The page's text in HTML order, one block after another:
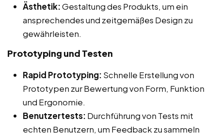
Ästhetik:Gestaltung des Produkts, um ein
ansprechendes und zeitgemäßes Design zu
gewährleisten.
Prototyping und Testen
Rapid Prototyping: Schnelle Erstellung von
Prototypen zur Bewertung von Form, Funktion
und Ergonomie.
Benutzertests: Durchführung von Tests mit
echten Benutzern, um Feedback zu sammeln